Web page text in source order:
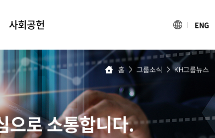
ENG
사회공헌
블루나눔재단
조명박물관
빛나는 어린이축제
활동소식
으로 소통합니다.
홈 > 그룹소식 > KH그룹뉴스